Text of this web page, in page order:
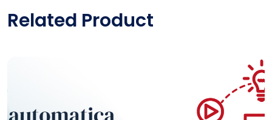
Related Product